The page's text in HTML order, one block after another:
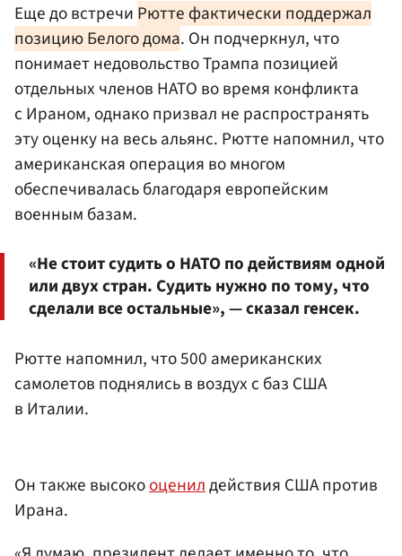
Еще до встречи Рютте фактически поддержал
позицию Белого дома. Он подчеркнул, что
понимает недовольство Трампа позицией
отдельных членов НАТО во время конфликта
с Ираном, однако призвал не распространять
эту оценку на весь альянс. Рютте напомнил, что
американская операция во многом
обеспечивалась благодаря европейским
военным базам.
«Не стоит судить о НАТО по действиям одной
или двух стран. Судить нужно по тому, что
сделали все остальные», — сказал генсек.
Рютте напомнил, что 500 американских
самолетов поднялись в воздух с баз США
в Италии.
Он также высокооценилдействия США против
Ирана.